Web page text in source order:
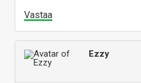
Vastaa
Ezzy